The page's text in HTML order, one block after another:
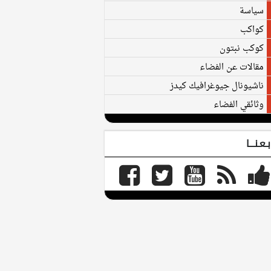
سياسة
كواكب
كوكب نبتون
مقالات عن الفضاء
ناشيونال جيوغرافيك كيدز
وثائقي الفضاء